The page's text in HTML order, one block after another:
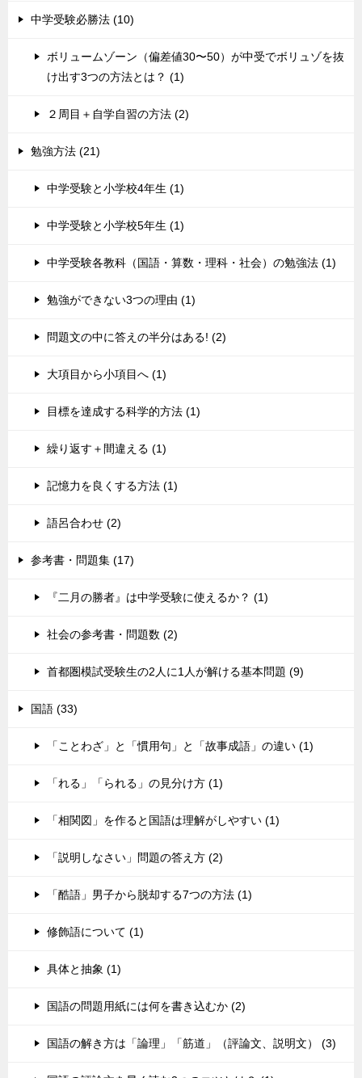
中学受験必勝法 (10)
ボリュームゾーン（偏差値30〜50）が中受でボリュゾを抜
け出す3つの方法とは？ (1)
２周目＋自学自習の方法 (2)
勉強方法 (21)
中学受験と小学校4年生 (1)
中学受験と小学校5年生 (1)
中学受験各教科（国語・算数・理科・社会）の勉強法 (1)
勉強ができない3つの理由 (1)
問題文の中に答えの半分はある! (2)
大項目から小項目へ (1)
目標を達成する科学的方法 (1)
繰り返す＋間違える (1)
記憶力を良くする方法 (1)
語呂合わせ (2)
参考書・問題集 (17)
『二月の勝者』は中学受験に使えるか？ (1)
社会の参考書・問題数 (2)
首都圏模試受験生の2人に1人が解ける基本問題 (9)
国語 (33)
「ことわざ」と「慣用句」と「故事成語」の違い (1)
「れる」「られる」の見分け方 (1)
「相関図」を作ると国語は理解がしやすい (1)
「説明しなさい」問題の答え方 (2)
「酷語」男子から脱却する7つの方法 (1)
修飾語について (1)
具体と抽象 (1)
国語の問題用紙には何を書き込むか (2)
国語の解き方は「論理」「筋道」（評論文、説明文） (3)